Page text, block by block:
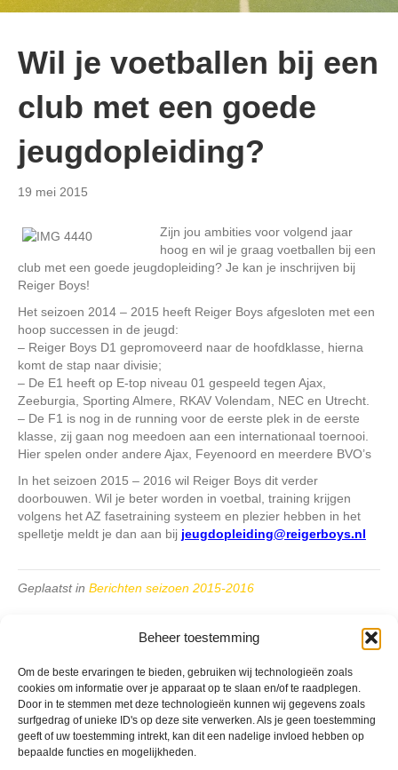
Beheer toestemming
Om de beste ervaringen te bieden, gebruiken wij technologieën zoals
cookies om informatie over je apparaat op te slaan en/of te raadplegen.
Door in te stemmen met deze technologieën kunnen wij gegevens zoals
surfgedrag of unieke ID's op deze site verwerken. Als je geen toestemming
geeft of uw toestemming intrekt, kan dit een nadelige invloed hebben op
bepaalde functies en mogelijkheden.
Wil je voetballen bij een
club met een goede
jeugdopleiding?
19 mei 2015
Zijn jou ambities voor volgend jaar
hoog en wil je graag voetballen bij een
club met een goede jeugdopleiding? Je kan je inschrijven bij
Reiger Boys!
Het seizoen 2014 – 2015 heeft Reiger Boys afgesloten met een
hoop successen in de jeugd:
– Reiger Boys D1 gepromoveerd naar de hoofdklasse, hierna
komt de stap naar divisie;
– De E1 heeft op E-top niveau 01 gespeeld tegen Ajax,
Zeeburgia, Sporting Almere, RKAV Volendam, NEC en Utrecht.
– De F1 is nog in de running voor de eerste plek in de eerste
klasse, zij gaan nog meedoen aan een internationaal toernooi.
Hier spelen onder andere Ajax, Feyenoord en meerdere BVO’s
In het seizoen 2015 – 2016 wil Reiger Boys dit verder
doorbouwen. Wil je beter worden in voetbal, training krijgen
volgens het AZ fasetraining systeem en plezier hebben in het
spelletje meldt je dan aan bij jeugdopleiding@reigerboys.nl
Geplaatst in Berichten seizoen 2015-2016
VV Reiger Boys
De Wending, Lotte Beesedijk 1
1705 NA Heerhugowaard